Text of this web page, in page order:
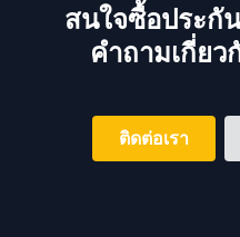
สนใจซื้อประกั
คำถามเกี่ยว
ติดต่อเรา